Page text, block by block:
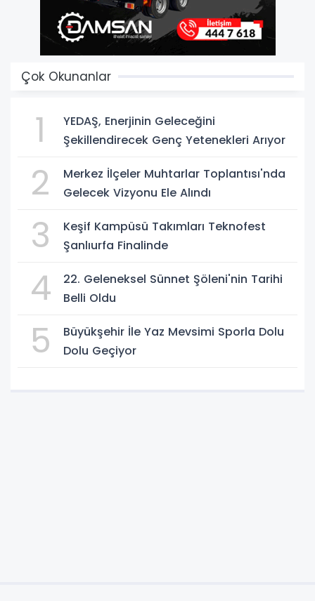
Çok Okunanlar
1
YEDAŞ, Enerjinin Geleceğini
Şekillendirecek Genç Yetenekleri Arıyor
2
Merkez İlçeler Muhtarlar Toplantısı'nda
Gelecek Vizyonu Ele Alındı
3
Keşif Kampüsü Takımları Teknofest
Şanlıurfa Finalinde
4
22. Geleneksel Sünnet Şöleni'nin Tarihi
Belli Oldu
5
Büyükşehir İle Yaz Mevsimi Sporla Dolu
Dolu Geçiyor